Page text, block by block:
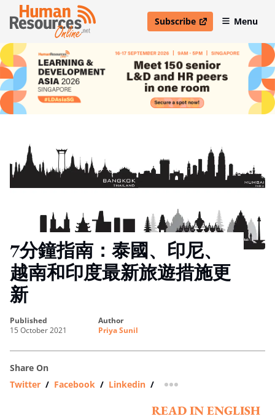
Subscribe
open in new windowMenu
7分鐘指南：泰國、印尼、
越南和印度最新旅遊措施更
新
published
15 October 2021
author
Priya Sunil
Share On
Twitter / Facebook / Linkedin / more sharing option
READ IN ENGLISH